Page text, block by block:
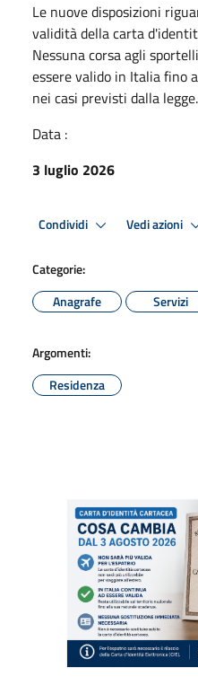
Le nuove disposizioni
validità della carta
Nessuna corsa agli
essere valido in Italia fino
nei casi previsti dalla legge.
Data :
3 luglio 2026
Condividi Vedi azioni
Categorie:
Anagrafe
Servizi
Argomenti:
Residenza